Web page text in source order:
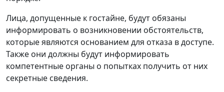
Лица, допущенные к гостайне, будут обязаны
информировать о возникновении обстоятельств,
которые являются основанием для отказа в доступе.
Также они должны будут информировать
компетентные органы о попытках получить от них
секретные сведения.